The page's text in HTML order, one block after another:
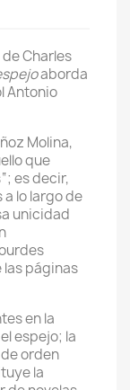
Charles
aborda
Antonio
Molina,
que
es decir,
lo largo de
unicidad
las páginas
en la
espejo; la
orden
la